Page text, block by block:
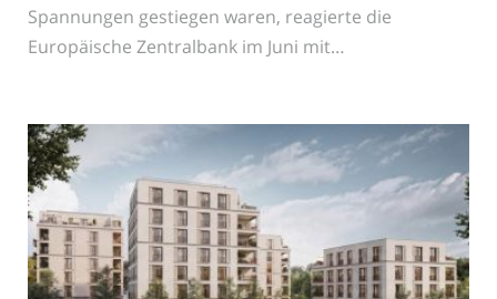
Spannungen gestiegen waren, reagierte die
Europäische Zentralbank im Juni mit…